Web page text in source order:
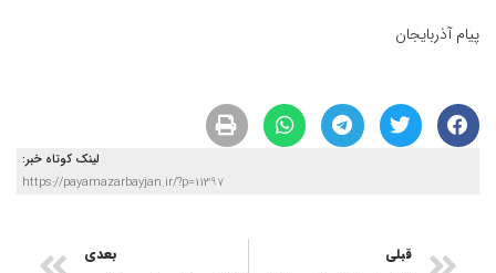
پیام آذربایجان
لینک کوتاه خبر:
https://payamazarbayjan.ir/?p=11397
قبلی بعدی